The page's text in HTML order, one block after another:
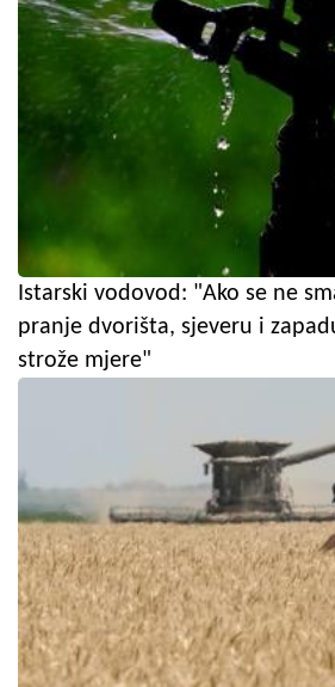
Istarski vodovod: "Ako se ne
pranje dvorišta, sjeveru i
strože mjere"